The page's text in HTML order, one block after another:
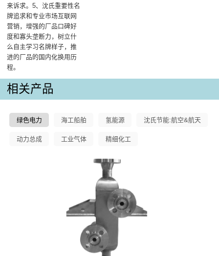
来诉求。5、沈氏重要性名
牌追求和专业市场互联网
营销，增强的厂品口碑好
度和寡头垄断力，树立什
么自主学习名牌样子，推
进的厂品的国内化换用历
程。
相关产品
绿色电力 海工船舶 氢能源 沈氏节能:航空&航天
动力总成 工业气体 精细化工